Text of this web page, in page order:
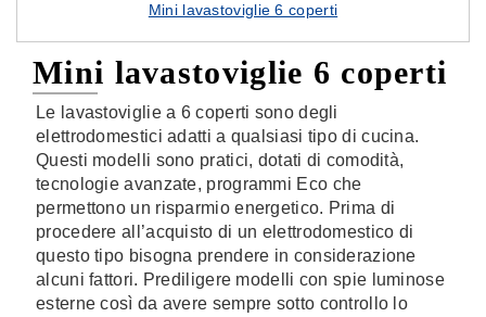
Mini lavastoviglie 6 coperti
Mini lavastoviglie 6 coperti
Le lavastoviglie a 6 coperti sono degli
elettrodomestici adatti a qualsiasi tipo di cucina.
Questi modelli sono pratici, dotati di comodità,
tecnologie avanzate, programmi Eco che
permettono un risparmio energetico. Prima di
procedere all’acquisto di un elettrodomestico di
questo tipo bisogna prendere in considerazione
alcuni fattori. Prediligere modelli con spie luminose
esterne così da avere sempre sotto controllo lo